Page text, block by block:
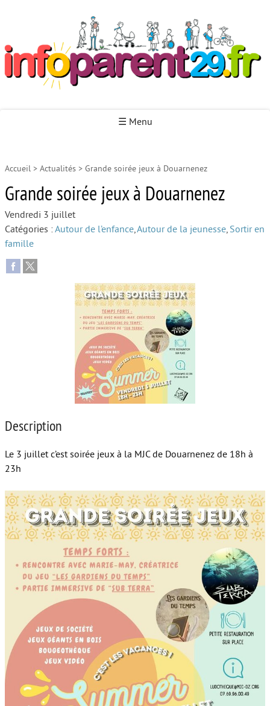
☰ Menu
Accueil
Autour de la naissance
Autour de l’école
Protéger les enfants
Face au handicap
Face au deuil
Sortir en famille
Place aux grands-parents
Accueil > Actualités > Grande soirée jeux à Douarnenez
Grande soirée jeux à Douarnenez
Vendredi 3 juillet
Catégories :Autour de l’enfance,Autour de la jeunesse, Sortir en
famille
Description
Le 3 juillet c’est soirée jeux à la MJC de Douarnenez de 18h à
23h